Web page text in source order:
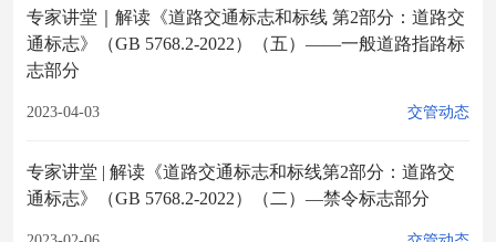
专家讲堂｜解读《道路交通标志和标线 第2部分：道路交
通标志》（GB 5768.2-2022）（五）——一般道路指路标
志部分
2023-04-03 交管动态
专家讲堂 | 解读《道路交通标志和标线第2部分：道路交
通标志》（GB 5768.2-2022）（二）—禁令标志部分